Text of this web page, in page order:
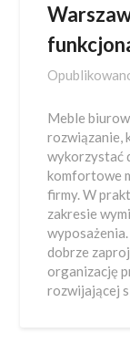
Meble
rozwiązanie,
wykorzystać
komfortowe
firmy. W
zakresie
dobrze
organizację
rozwijającej